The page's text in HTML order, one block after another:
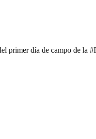
primer día de campo de la